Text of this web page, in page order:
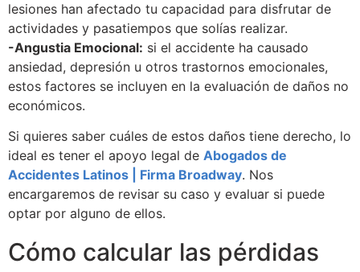
lesiones han afectado tu capacidad para disfrutar de
actividades y pasatiempos que solías realizar.
-Angustia Emocional: si el accidente ha causado
ansiedad, depresión u otros trastornos emocionales,
estos factores se incluyen en la evaluación de daños no
económicos.
Si quieres saber cuáles de estos daños tiene derecho, lo
ideal es tener el apoyo legal de Abogados de
Accidentes Latinos | Firma Broadway. Nos
encargaremos de revisar su caso y evaluar si puede
optar por alguno de ellos.
Cómo calcular las pérdidas